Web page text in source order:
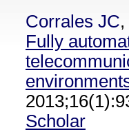
Corrales JC,
Fully
Scholar